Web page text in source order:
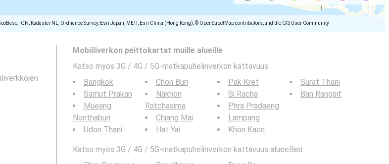
IGN, Kadaster NL, Ordnance Survey, Esri Japan, METI, Esri China (Hong Kong), © OpenStreetMap contributors, and the GIS User Community
Mobiiliverkon peittokartat muille alueille
Katso myös 3G / 4G / 5G-matkapuhelinverkon kattavuus :
Bangkok
Samut Prakan
Mueang
Nonthaburi
Udon Thani
Chon Buri
Nakhon
Ratchasima
Chiang Mai
Hat Yai
Pak Kret
Si Racha
Phra Pradaeng
Lampang
Khon Kaen
Surat Thani
Ban Rangsit
Katso myös 3G / 4G / 5G-matkapuhelinverkon kattavuus alueellasi: